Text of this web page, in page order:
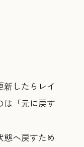
したらレイ
は「元に戻す
へ戻すため